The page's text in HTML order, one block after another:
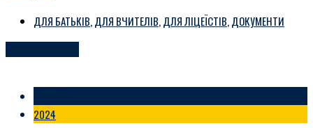
ДЛЯ БАТЬКІВ,ДЛЯ ВЧИТЕЛІВ,ДЛЯ ЛІЦЕЇСТІВ,ДОКУМЕНТИ
2024